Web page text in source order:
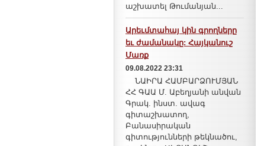
աշխատել Թումանյան...
Արեւմտահայ կին գրողները
եւ ժամանակը: Հայկանուշ
Մառք
09.08.2022 23:31
ՆԱԻՐԱ ՀԱՄԲԱՐՁՈՒՄՅԱՆ
ՀՀ ԳԱԱ Մ. Աբեղյանի անվան
Գրակ. ինստ. ավագ
գիտաշխատող,
Բանասիրական
գիտությունների թեկնածու,